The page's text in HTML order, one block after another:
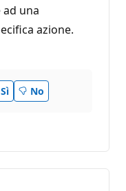
una
azione.
Sì No